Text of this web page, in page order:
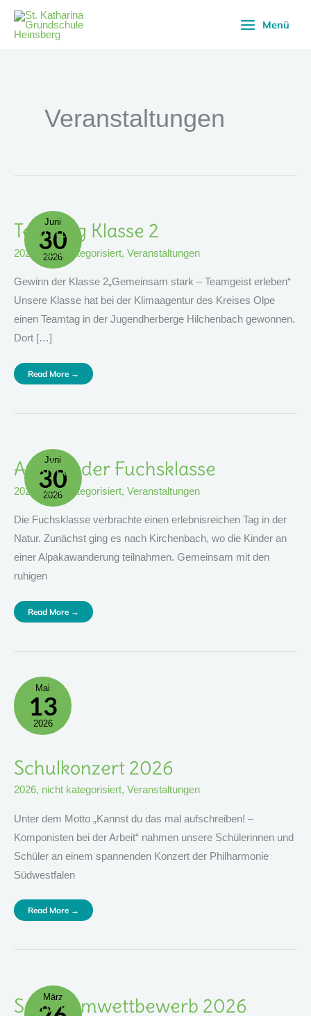
Zum
Menü
Veranstaltungen
Juni
30
2026
Teamtag Klasse 2
2026 nicht kategorisiert, Veranstaltungen
Gewinn der Klasse 2„Gemeinsam stark – Teamgeist erleben“
Unsere Klasse hat bei der Klimaagentur des Kreises Olpe
einen Teamtag in der Jugendherberge Hilchenbach gewonnen.
Dort […]
Teamtag
Klasse
Read More →
Juni
30
2026
Ausflug der Fuchsklasse
2026 nicht kategorisiert, Veranstaltungen
Die Fuchsklasse verbrachte einen erlebnisreichen Tag in der
Natur. Zunächst ging es nach Kirchenbach, wo die Kinder an
einer Alpakawanderung teilnahmen. Gemeinsam mit den
ruhigen
Ausflug
Der
Fuchsklasse
Read More →
Mai
13
2026
Schulkonzert 2026
2026, nicht kategorisiert, Veranstaltungen
Unter dem Motto „Kannst du das mal aufschreiben! –
Komponisten bei der Arbeit“ nahmen unsere Schülerinnen und
Schüler an einem spannenden Konzert der Philharmonie
Südwestfalen
Schulkonzert
2026
Read More →
März
Schwimmwettbewerb 2026
Schwimmwettbewerb
2026